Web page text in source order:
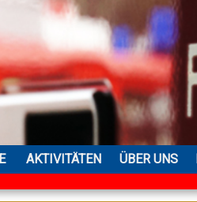
AKTIVITÄTEN ÜBER UNS